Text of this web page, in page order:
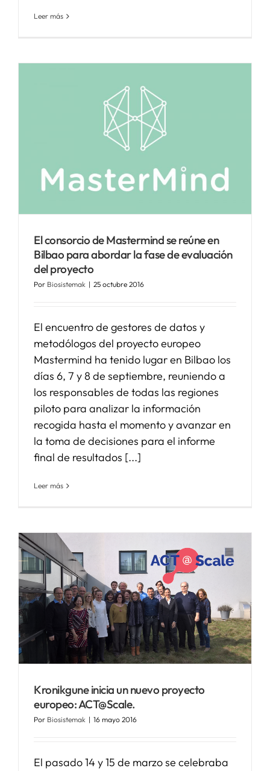
Leer más
El consorcio de Mastermind se reúne en
Bilbao para abordar la fase de evaluación
del proyecto
Por Biosistemak | 25 octubre 2016
El encuentro de gestores de datos y
metodólogos del proyecto europeo
Mastermind ha tenido lugar en Bilbao los
días 6, 7 y 8 de septiembre, reuniendo a
los responsables de todas las regiones
piloto para analizar la información
recogida hasta el momento y avanzar en
la toma de decisiones para el informe
final de resultados [...]
Leer más
Kronikgune inicia un nuevo proyecto
europeo: ACT@Scale.
Por Biosistemak | 16 mayo 2016
El pasado 14 y 15 de marzo se celebraba